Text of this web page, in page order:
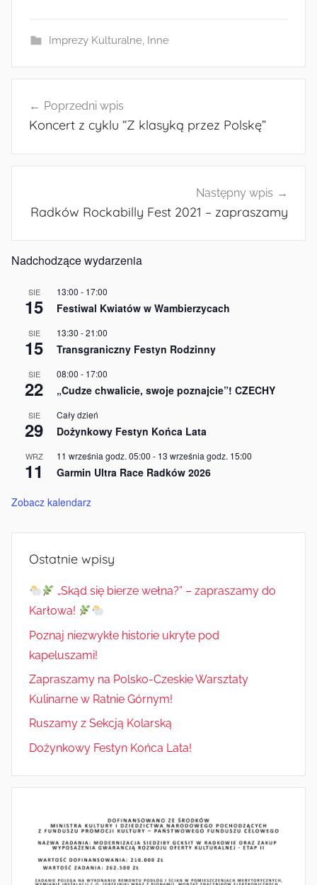
Imprezy Kulturalne, Inne
wpisuPoprzedni wpis
Koncert z cyklu “Z klasyką przez Polskę”
Następny wpis
Radków Rockabilly Fest 2021 – zapraszamy
Nadchodzące wydarzenia
SIE
15
13:00 - 17:00
Festiwal Kwiatów w Wambierzycach
SIE
15
13:30 -21:00
Transgraniczny Festyn Rodzinny
SIE
22
08:00 - 17:00
„Cudze chwalicie, swoje poznajcie”! CZECHY
SIE
29
Cały dzień
Dożynkowy Festyn Końca Lata
WRZ
11
11 września godz. 05:00 - 13 września godz. 15:00
Garmin Ultra Race Radków 2026
Zobacz kalendarz
Ostatnie wpisy
„Skąd się bierze wełna?” – zapraszamy do
Karłowa!
Poznaj niezwykłe historie ukryte pod
kapeluszami!
Zapraszamy na Polsko-Czeskie Warsztaty
Kulinarne w Ratnie Górnym!
Ruszamy z Sekcją Kolarską
Dożynkowy Festyn Końca Lata!